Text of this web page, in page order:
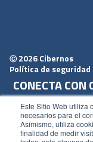
Este Sitio Web utiliza
necesarios para el
Asimismo, utiliza
finalidad de medir
Ⓒ 2026 Cibernos
Política de seguridad
CONECTA CON
Únete a nosotros
Dónde estamos